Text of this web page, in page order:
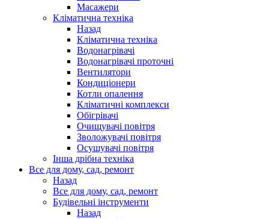
Масажери
Кліматична техніка
Назад
Кліматична техніка
Водонагрівачі
Водонагрівачі проточні
Вентилятори
Кондиціонери
Котли опалення
Кліматичні комплекси
Обігрівачі
Очищувачі повітря
Зволожувачі повітря
Осушувачі повітря
Інша дрібна техніка
Все для дому, сад, ремонт
Назад
Все для дому, сад, ремонт
Будівельні інструменти
Назад